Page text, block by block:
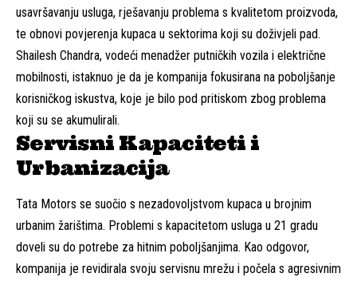
usavršavanju usluga, rješavanju problema s kvalitetom proizvoda,
te obnovi povjerenja kupaca u sektorima koji su doživjeli pad.
Shailesh Chandra, vodeći menadžer putničkih vozila i električne
mobilnosti, istaknuo je da je kompanija fokusirana na poboljšanje
korisničkog iskustva, koje je bilo pod pritiskom zbog problema
koji su se akumulirali.
Servisni Kapaciteti i
Urbanizacija
Tata Motors se suočio s nezadovoljstvom kupaca u brojnim
urbanim žarištima. Problemi s kapacitetom usluga u 21 gradu
doveli su do potrebe za hitnim poboljšanjima. Kao odgovor,
kompanija je revidirala svoju servisnu mrežu i počela s agresivnim